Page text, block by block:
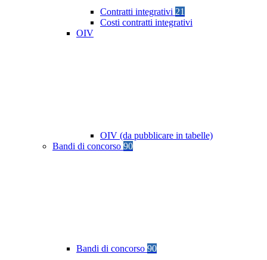
Contratti integrativi 21
Costi contratti integrativi
OIV
OIV (da pubblicare in tabelle)
Bandi di concorso 90
Bandi di concorso 90